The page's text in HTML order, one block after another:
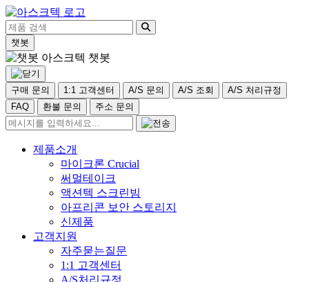
챗봇
아스크텍 챗봇
구매 문의 1:1 고객센터 A/S 문의 A/S 조회
A/S 처리규정
FAQ
환불 문의 주소 문의
제품소개
마이크론 Crucial
써멀테이크
액션텍 스크린빔
아프리콘 보안 스토리지
신제품
고객지원
자주묻는질문
1:1 고객센터
A/S처리규정